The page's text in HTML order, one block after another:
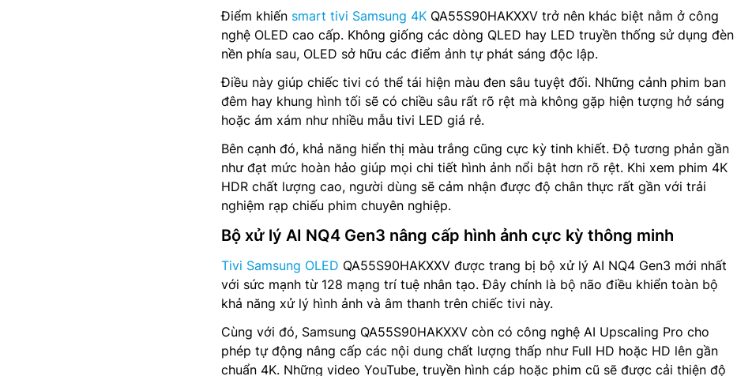
Điểm khiến smart tivi Samsung 4K QA55S90HAKXXV trở nên khác biệt nằm ở công
nghệ OLED cao cấp. Không giống các dòng QLED hay LED truyền thống sử dụng đèn
nền phía sau, OLED sở hữu các điểm ảnh tự phát sáng độc lập.
Điều này giúp chiếc tivi có thể tái hiện màu đen sâu tuyệt đối. Những cảnh phim ban
đêm hay khung hình tối sẽ có chiều sâu rất rõ rệt mà không gặp hiện tượng hở sáng
hoặc ám xám như nhiều mẫu tivi LED giá rẻ.
Bên cạnh đó, khả năng hiển thị màu trắng cũng cực kỳ tinh khiết. Độ tương phản gần
như đạt mức hoàn hảo giúp mọi chi tiết hình ảnh nổi bật hơn rõ rệt. Khi xem phim 4K
HDR chất lượng cao, người dùng sẽ cảm nhận được độ chân thực rất gần với trải
nghiệm rạp chiếu phim chuyên nghiệp.
Bộ xử lý AI NQ4 Gen3 nâng cấp hình ảnh cực kỳ thông minh
Tivi Samsung OLED QA55S90HAKXXV được trang bị bộ xử lý AI NQ4 Gen3 mới nhất
với sức mạnh từ 128 mạng trí tuệ nhân tạo. Đây chính là bộ não điều khiển toàn bộ
khả năng xử lý hình ảnh và âm thanh trên chiếc tivi này.
Cùng với đó, Samsung QA55S90HAKXXV còn có công nghệ AI Upscaling Pro cho
phép tự động nâng cấp các nội dung chất lượng thấp như Full HD hoặc HD lên gần
chuẩn 4K. Những video YouTube, truyền hình cáp hoặc phim cũ sẽ được cải thiện độ